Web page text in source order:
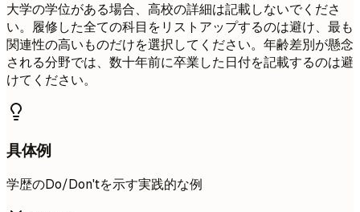
大学の学位がある場合、高校の詳細は記載しないでくださ
い。履修した全ての科目をリストアップするのは避け、最も
関連性の高いものだけを選択してください。年齢差別が懸念
される分野では、数十年前に卒業した日付を記載するのは避
けてください。
具体例
学歴のDo/Don'tを示す実践的な例